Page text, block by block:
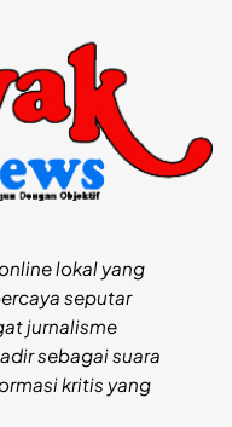
lokal yang
seputar
jurnalisme
sebagai suara
kritis yang